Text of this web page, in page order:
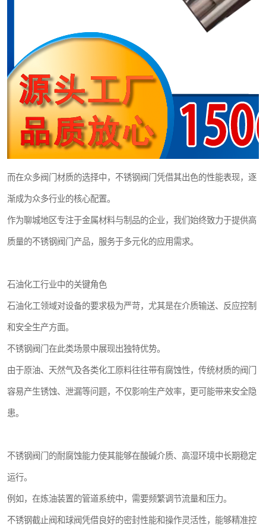
而在众多阀门材质的选择中，不锈钢阀门凭借其出色的性能表现，逐
渐成为众多行业的核心配置。
作为聊城地区专注于金属材料与制品的企业，我们始终致力于提供高
质量的不锈钢阀门产品，服务于多元化的应用需求。
石油化工行业中的关键角色
石油化工领域对设备的要求极为严苛，尤其是在介质输送、反应控制
和安全生产方面。
不锈钢阀门在此类场景中展现出独特优势。
由于原油、天然气及各类化工原料往往带有腐蚀性，传统材质的阀门
容易产生锈蚀、泄漏等问题，不仅影响生产效率，更可能带来安全隐
患。
不锈钢阀门的耐腐蚀能力使其能够在酸碱介质、高湿环境中长期稳定
运行。
例如，在炼油装置的管道系统中，需要频繁调节流量和压力。
不锈钢截止阀和球阀凭借良好的密封性能和操作灵活性，能够精准控